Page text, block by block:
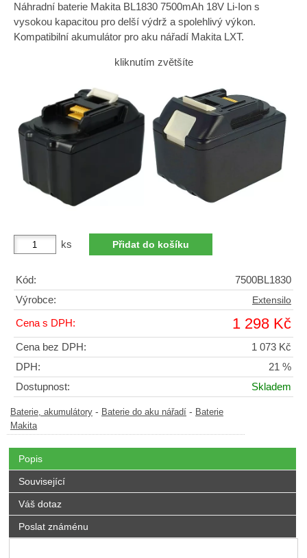
Náhradní baterie Makita BL1830 7500mAh 18V Li-Ion s
vysokou kapacitou pro delší výdrž a spolehlivý výkon.
Kompatibilní akumulátor pro aku nářadí Makita LXT.
kliknutím zvětšíte
ks
Kód:
7500BL1830
Výrobce:
Extensilo
Cena s DPH: 1 298 Kč
Cena bez DPH:
1 073 Kč
DPH:
21 %
Dostupnost:
Skladem
Baterie, akumulátory - Baterie do aku nářadí - Baterie
Makita
Popis
Související
Váš dotaz
Poslat známénu